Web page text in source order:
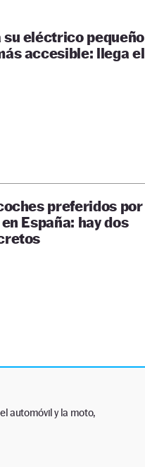
su eléctrico pequeño
accesible: llega el
preferidos por
España: hay dos
automóvil y la moto,